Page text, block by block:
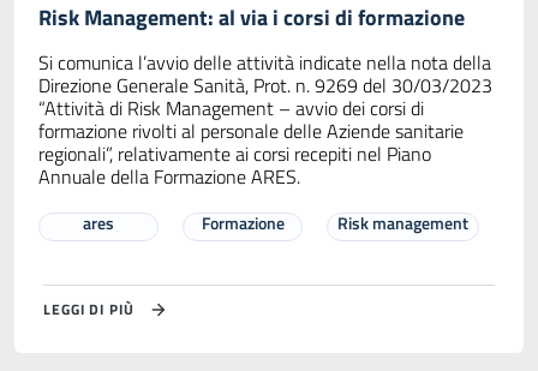
Risk Management: al via i corsi di formazione
Si comunica l’avvio delle attività indicate nella nota della
Direzione Generale Sanità, Prot. n. 9269 del 30/03/2023
“Attività di Risk Management – avvio dei corsi di
formazione rivolti al personale delle Aziende sanitarie
regionali”, relativamente ai corsi recepiti nel Piano
Annuale della Formazione ARES.
ares Formazione Risk management
LEGGI DI PIÙ